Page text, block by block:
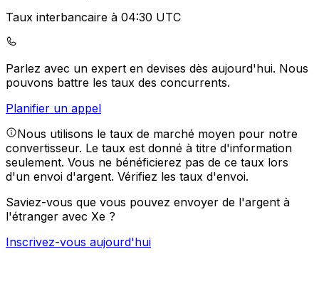
Taux interbancaire à 04:30 UTC
Parlez avec un expert en devises dès aujourd'hui. Nous
pouvons battre les taux des concurrents.
Planifier un appel
Nous utilisons le taux de marché moyen pour notre
convertisseur. Le taux est donné à titre d'information
seulement. Vous ne bénéficierez pas de ce taux lors
d'un envoi d'argent. Vérifiez les taux d'envoi.
Saviez-vous que vous pouvez envoyer de l'argent à
l'étranger avec Xe ?
Inscrivez-vous aujourd'hui